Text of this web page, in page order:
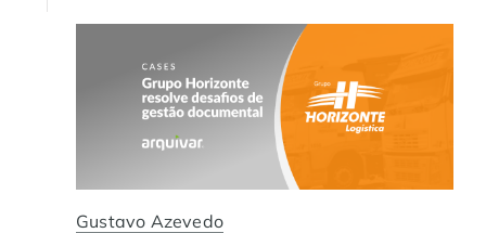
Digitalização
Software para BPM
Automação de Processos
Educação Corporativa
RH Digital
Agronegócio
Hospitais e Clínicas
Instituições de Ensino
Institucional
Cases de Sucesso
Nossas Unidades
Gustavo Azevedo